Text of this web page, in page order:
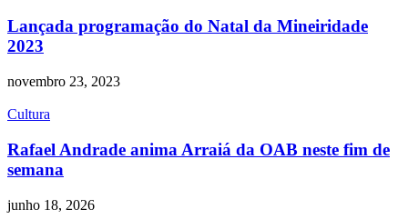
Lançada programação do Natal da Mineiridade
2023
novembro 23, 2023
Cultura
Rafael Andrade anima Arraiá da OAB neste fim de
semana
junho 18, 2026